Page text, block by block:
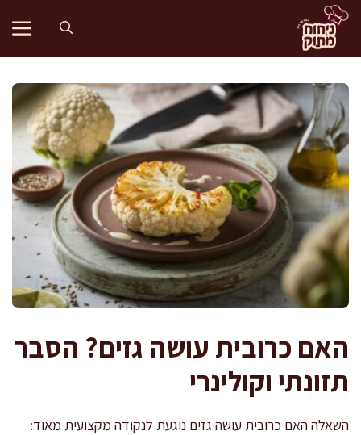
לדלג
לתוכן
האם כרובית עושה גזים? הסבר
תזונתי וקולינרי
השאלה האם כרובית עושה גזים נוגעת לנקודה מקצועית מאוד: